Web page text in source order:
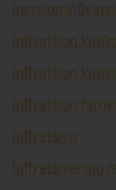
Inersion
Inflyatsion
Inflyatsion
Inflyatsion
Inflyatsiya
Inflyatsiyaning